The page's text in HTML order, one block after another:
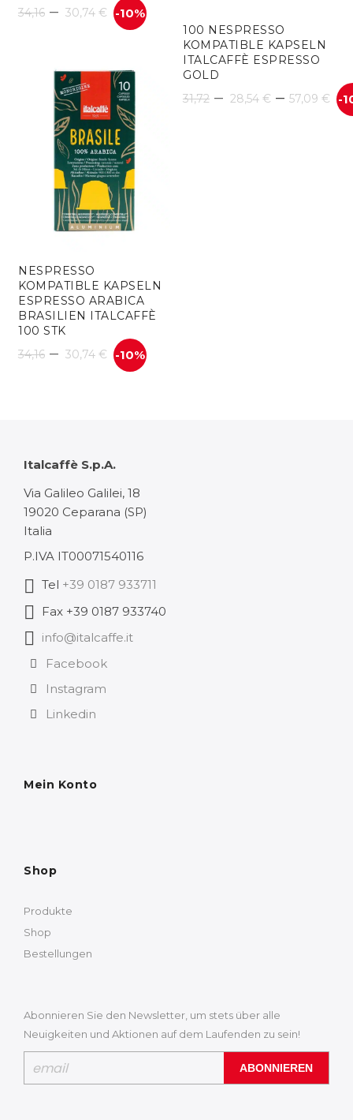
34,16 – 30,74 € -10%
100 NESPRESSO
KOMPATIBLE KAPSELN
ITALCAFFÈ ESPRESSO
GOLD
31,72 – 28,54 € – 57,09 € -
NESPRESSO
KOMPATIBLE KAPSELN
ESPRESSO ARABICA
BRASILIEN ITALCAFFÈ
100 STK
34,16 – 30,74 € -10%
Italcaffè S.p.A.
Via Galileo Galilei, 18
19020 Ceparana (SP)
Italia
P.IVA IT00071540116
Tel +39 0187 933711
Fax +39 0187 933740
info@italcaffe.it
Facebook
Instagram
Linkedin
Mein Konto
Shop
Produkte
Shop
Bestellungen
Abonnieren Sie den Newsletter, um stets über alle
Neuigkeiten und Aktionen auf dem Laufenden zu sein!